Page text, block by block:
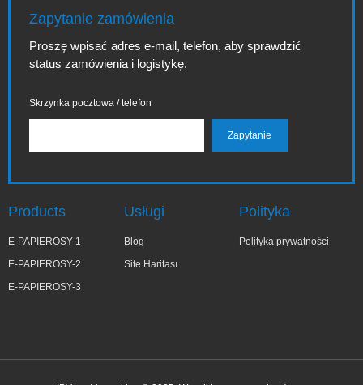
Zapytanie zamówienia
Proszę wpisać adres e-mail, telefon, aby sprawdzić
status zamówienia i logistykę.
Skrzynka pocztowa / telefon
Products
E-PAPIEROSY-1
E-PAPIEROSY-2
E-PAPIEROSY-3
Usługi
Blog
Site Haritası
Polityka
Polityka prywatności